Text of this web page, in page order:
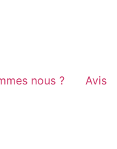
nous ? Avis